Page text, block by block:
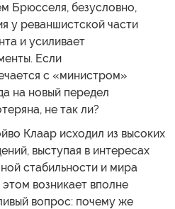
Брюсселя, безусловно,
у реваншистской части
и усиливает
Если
с «министром»
на новый передел
не так ли?
Клаар исходил из высоких
выступая в интересах
стабильности и мира
возникает вполне
вопрос: почему же